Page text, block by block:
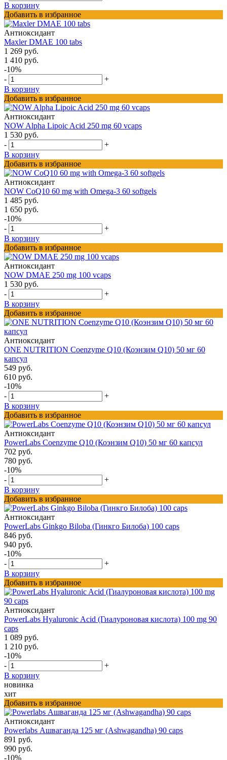
В корзину
Добавить в избранное
Антиоксидант
Maxler DMAE 100 tabs
1 269 руб.
1 410 руб.
-10%
-
+
В корзину
Добавить в избранное
Антиоксидант
NOW Alpha Lipoic Acid 250 mg 60 vcaps
1 530 руб.
-
+
В корзину
Добавить в избранное
Антиоксидант
NOW CoQ10 60 mg with Omega-3 60 softgels
1 485 руб.
1 650 руб.
-10%
-
+
В корзину
Добавить в избранное
Антиоксидант
NOW DMAE 250 mg 100 vcaps
1 530 руб.
-
+
В корзину
Добавить в избранное
Антиоксидант
ONE NUTRITION Coenzyme Q10 (Коэнзим Q10) 50 мг 60
капсул
549 руб.
610 руб.
-10%
-
+
В корзину
Добавить в избранное
Антиоксидант
PowerLabs Coenzyme Q10 (Коэнзим Q10) 50 мг 60 капсул
702 руб.
780 руб.
-10%
-
+
В корзину
Добавить в избранное
Антиоксидант
PowerLabs Ginkgo Biloba (Гинкго Билоба) 100 caps
846 руб.
940 руб.
-10%
-
+
В корзину
Добавить в избранное
Антиоксидант
PowerLabs Hyaluronic Acid (Гиалуроновая кислота) 100 mg 90
caps
1 089 руб.
1 210 руб.
-10%
-
+
В корзину
новинка
хит
Добавить в избранное
Антиоксидант
Powerlabs Ашваганда 125 мг (Ashwagandha) 90 caps
891 руб.
990 руб.
-10%